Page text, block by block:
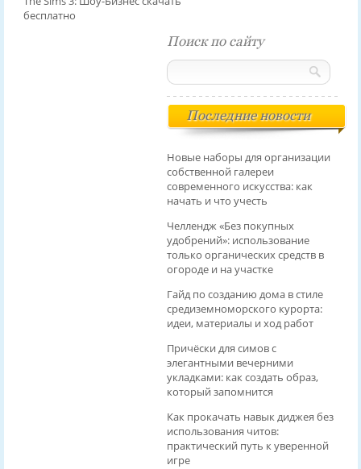
бесплатно
Поиск по сайту
Последние новости
Новые наборы для организации
собственной галереи
современного искусства: как
начать и что учесть
Челлендж «Без покупных
удобрений»: использование
только органических средств в
огороде и на участке
Гайд по созданию дома в стиле
средиземноморского курорта:
идеи, материалы и ход работ
Причёски для симов с
элегантными вечерними
укладками: как создать образ,
который запомнится
Как прокачать навык диджея без
использования читов:
практический путь к уверенной
игре